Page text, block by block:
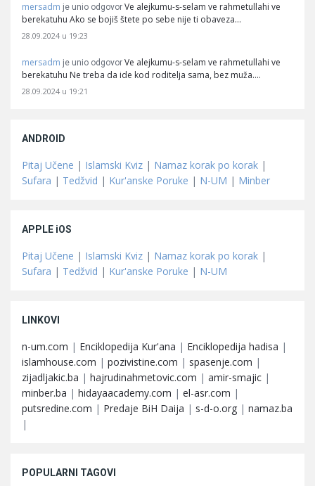
mersadm je unio odgovor Ve alejkumu-s-selam ve rahmetullahi ve
berekatuhu Ako se bojiš štete po sebe nije ti obaveza…
28.09.2024 u 19:23
mersadm je unio odgovor Ve alejkumu-s-selam ve rahmetullahi ve
berekatuhu Ne treba da ide kod roditelja sama, bez muža.…
28.09.2024 u 19:21
ANDROID
Pitaj Učene | Islamski Kviz | Namaz korak po korak |
Sufara | Tedžvid | Kur'anske Poruke | N-UM | Minber
APPLE iOS
Pitaj Učene | Islamski Kviz | Namaz korak po korak |
Sufara | Tedžvid | Kur'anske Poruke | N-UM
LINKOVI
n-um.com | Enciklopedija Kur'ana | Enciklopedija hadisa |
islamhouse.com | pozivistine.com | spasenje.com |
zijadljakic.ba | hajrudinahmetovic.com | amir-smajic |
minber.ba | hidayaacademy.com | el-asr.com |
putsredine.com | Predaje BiH Daija | s-d-o.org | namaz.ba
|
POPULARNI TAGOVI